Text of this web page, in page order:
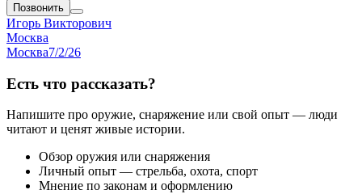
Позвонить
Игорь Викторович
Москва
Москва7/2/26
Есть что рассказать?
Напишите про оружие, снаряжение или свой опыт — люди
читают и ценят живые истории.
Обзор оружия или снаряжения
Личный опыт — стрельба, охота, спорт
Мнение по законам и оформлению